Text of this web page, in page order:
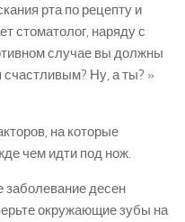
рта по рецепту и
стоматолог, наряду с
случае вы должны
Ну, а ты? »
на которые
чем идти под нож.
десен
окружающие зубы на